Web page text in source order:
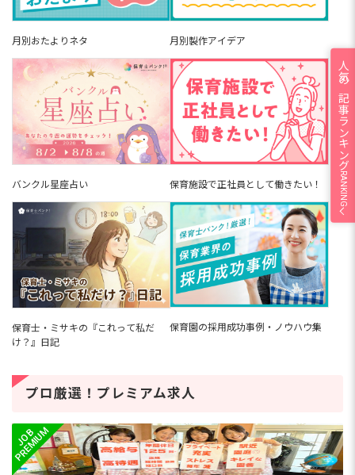
月別おたよりネタ 月別製作アイデア
バンクル星座占い 保育施設で正社員として働きたい！
保育士・ミサキの『これって私だ
け？』日記
保育園の採用成功事例・ノウハウ集
プロ厳選！プレミアム求人
人気の記事ランキング
RANKING